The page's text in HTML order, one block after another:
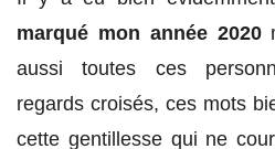
marqué mon année 2020
aussi toutes ces
regards croisés, ces mots
cette gentillesse qui ne